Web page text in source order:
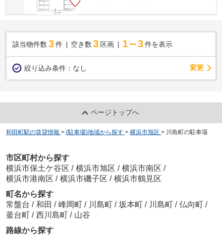
該当物件数 3件 空き数 3 区画 1～3 件を表示
絞り込み条件： なし 変更
ページトップへ
和田町駅の賃貸情報 > (駐車場)地域から探す > 横浜市旭区 > 川島町の駐車場
市区町村から探す
横浜市保土ケ谷区 / 横浜市旭区 / 横浜市南区 /
横浜市港南区 / 横浜市磯子区 / 横浜市鶴見区
町名から探す
常盤台 / 和田 / 峰岡町 / 川島町 / 坂本町 / 川島町 / 仏向町 /
釜台町 / 西川島町 / 山谷
路線から探す